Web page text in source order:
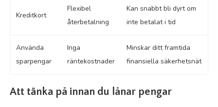
Kreditkort
Flexibel
återbetalning
Kan snabbt bli dyrt om
inte betalat i tid
Använda
sparpengar
Inga
räntekostnader
Minskar ditt framtida
finansiella säkerhetsnät
Att tänka på innan du lånar pengar